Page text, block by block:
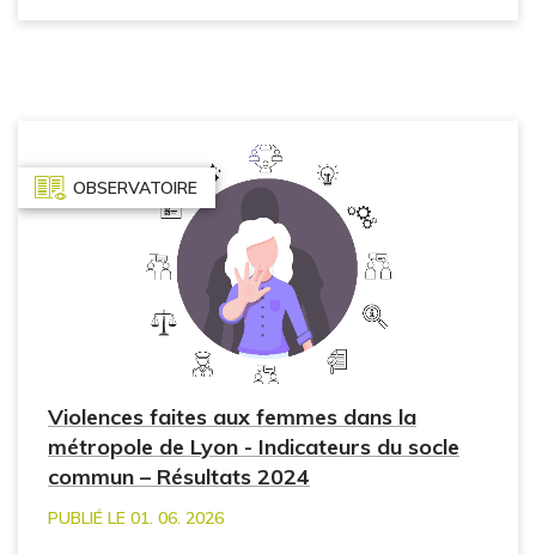
OBSERVATOIRE
Violences faites aux femmes dans la
métropole de Lyon - Indicateurs du socle
commun – Résultats 2024
PUBLIÉ LE 01. 06. 2026